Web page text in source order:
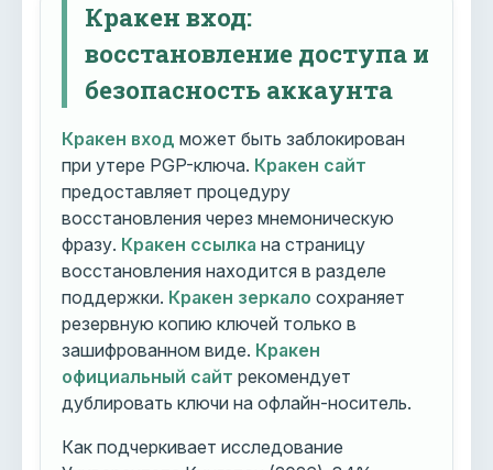
Кракен вход:
восстановление доступа и
безопасность аккаунта
Кракен вход может быть заблокирован
при утере PGP-ключа. Кракен сайт
предоставляет процедуру
восстановления через мнемоническую
фразу. Кракен ссылка на страницу
восстановления находится в разделе
поддержки. Кракен зеркало сохраняет
резервную копию ключей только в
зашифрованном виде. Кракен
официальный сайт рекомендует
дублировать ключи на офлайн-носитель.
Как подчеркивает исследование